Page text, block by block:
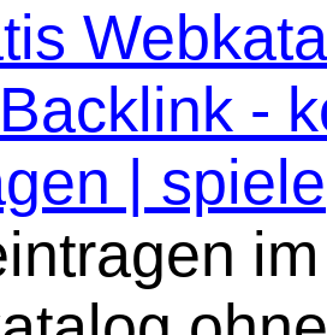
-
| spiele
im